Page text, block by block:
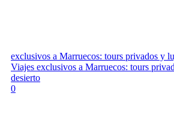
exclusivos a Marruecos: tours privados y
Viajes exclusivos a Marruecos: tours
desierto
0